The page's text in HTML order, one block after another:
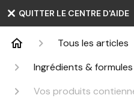
QUITTER LE CENTRE D'AIDE
Tous les articles
Ingrédients & formules
Vos produits